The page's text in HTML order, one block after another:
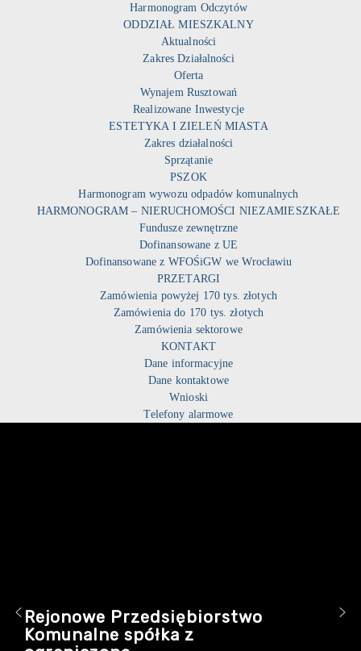
Harmonogram Odczytów
ODDZIAŁ MIESZKALNY
Aktualności
Zakres Działalności
Oferta
Wynajem Rusztowań
Realizowane Inwestycje
ESTETYKA I ZIELEŃ MIASTA
Zakres działalności
Sprzątanie
PSZOK
Harmonogram wywozu odpadów komunalnych
HARMONOGRAM – NIERUCHOMOŚCI NIEZAMIESZKAŁE
Fundusze zewnętrzne
Dofinansowane z UE
Dofinansowane z WFOŚiGW we Wrocławiu
PRZETARGI
Zamówienia powyżej 170 tys. złotych
Zamówienia do 170 tys. złotych
Zamówienia sektorowe
KONTAKT
Dane informacyjne
Dane kontaktowe
Wnioski
Telefony alarmowe
Rejonowe Przedsiębiorstwo
Komunalne spółka z